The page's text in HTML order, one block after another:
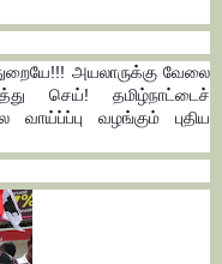
அயலாருக்கு வேலை
செய்! தமிழ்நாட்டைச்
வாய்ப்ப்பு வழங்கும் புதிய